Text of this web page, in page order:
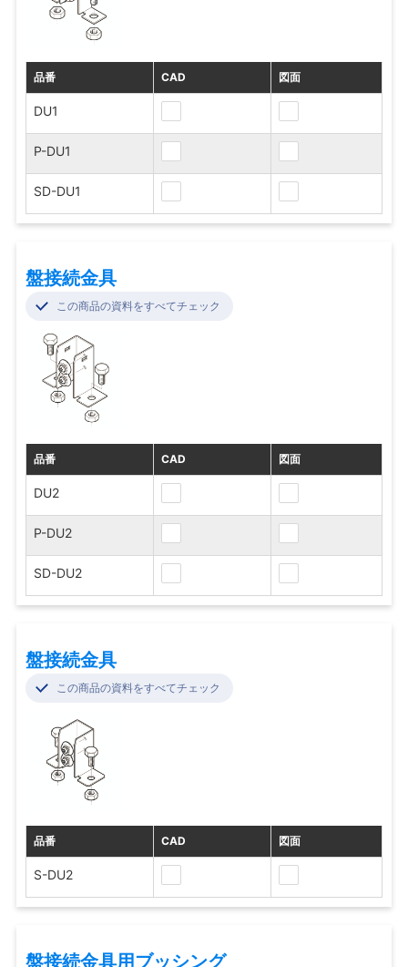
品番 CAD 図面
DU1
P-DU1
SD-DU1
盤接続金具
この商品の資料をすべてチェック
品番 CAD 図面
DU2
P-DU2
SD-DU2
盤接続金具
この商品の資料をすべてチェック
品番 CAD 図面
S-DU2
盤接続金具用ブッシング